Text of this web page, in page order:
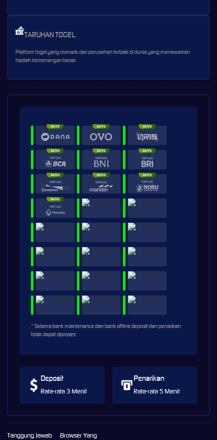
TARUHAN TOGEL
Platform togel yang menarik dari perusahan terbaik di dunia yang menawarkan
hadiah kemenangan besar
* Selama bank maintenance dan bank offline deposit dan penarikan
tidak dapat diproses
Deposit
Rata-rata 3 Menit
Penarikan
Rata-rata 5 Menit
Tanggung Jawab
Browser Yang